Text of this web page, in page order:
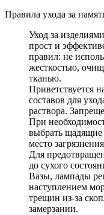
Правила ухода за
Уход за
прост и
правил: не
жесткостью,
тканью.
Приветствуется
составов для
раствора.
При
выбрать щадящие
место
Для
до сухого
Вазы, лампады
наступлением
трещин из-за
замерзании.